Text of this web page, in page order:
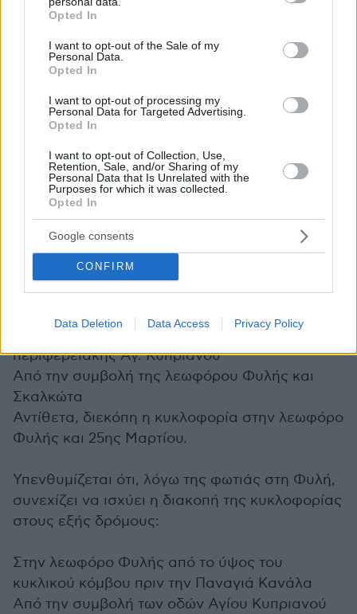
grant or deny consent to Google and its third-party tags to
use your data for below specified purposes in below Google
consent section.
Opted In
I want to opt-out of the Sale of my
Personal Data.
Opted In
I want to opt-out of processing my
Personal Data for Targeted Advertising.
Opted In
I want to opt-out of Collection, Use,
Retention, Sale, and/or Sharing of my
Personal Data that Is Unrelated with the
Purposes for which it was collected.
Opted In
Google consents
CONFIRM
Data Deletion Data Access Privacy Policy
Σε αλλαγές στις κυκλοφοριακές ρυθμίσεις
στην περιοχή της Φυλής, που έχουν τεθεί σε
εφαρμογή λόγω της φωτιάς που είναι σε
εξέλιξη, προχώρησε η Αστυνομία.
Ειδικότερα, σύμφωνα με νεότερη ενημέρωση
αποκαταστάθηκε η κυκλοφορία των οχημάτων:
Από την συμβολή της λεωφόρου Φυλής και
Από την συμβολή της λεωφόρου Φυλής και
περιφερειακής Αγ. Κυπριανού
Από την συμβολή της λεωφόρου Φυλής και
Σκαλκώτα
Αντίθετα, διεκόπη η κυκλοφορία στην λεωφόρο
Φυλής και 25ης Μαρτίου.
Υπενθυμίζεται ότι, λόγω της φωτιάς στη Φυλή,
συνεχίζει να ισχύει η διακοπή της κυκλοφορίας
στους εξής δρόμους:
Στην λεωφόρο Φυλής από το ύψος του
κυκλικού κόμβου πριν την Παναγιά Κανάλα
Από την συμβολή των οδών Αγίου Κυπριανού